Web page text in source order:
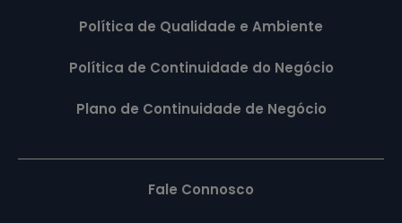
Política de Qualidade e Ambiente
Política de Continuidade do Negócio
Plano de Continuidade de Negócio
Fale Connosco